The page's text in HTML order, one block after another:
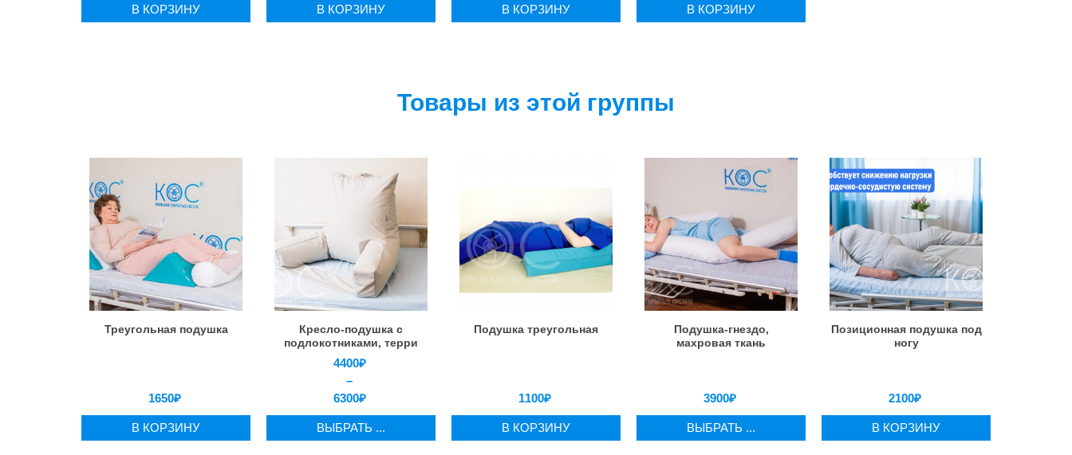
В КОРЗИНУ В КОРЗИНУ В КОРЗИНУ В КОРЗИНУ
Товары из этой группы
Треугольная подушка
1650₽
В КОРЗИНУ
Кресло-подушка с
подлокотниками, терри
4400₽
–
6300₽
ВЫБРАТЬ ...
Подушка треугольная
1100₽
В КОРЗИНУ
Подушка-гнездо,
махровая ткань
3900₽
ВЫБРАТЬ ...
Позиционная подушка под
ногу
2100₽
В КОРЗИНУ